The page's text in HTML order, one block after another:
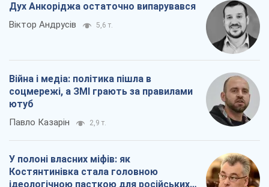
Дух Анкоріджа остаточно випарувався
Віктор Андрусів 5,6 т.
Війна і медіа: політика пішла в
соцмережі, а ЗМІ грають за правилами
ютуб
Павло Казарін 2,9 т.
У полоні власних міфів: як
Костянтинівка стала головною
ідеологічною пасткою для російських